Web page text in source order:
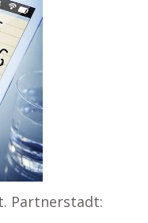
Partnerstadt: